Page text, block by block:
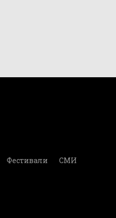
Фестивали СМИ